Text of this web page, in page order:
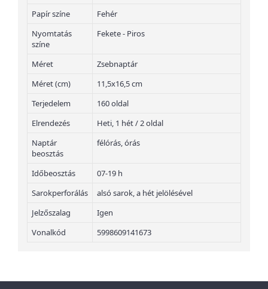
Papír színe
Fehér
Nyomtatás
színe
Fekete - Piros
Méret
Zsebnaptár
Méret (cm)
11,5x16,5 cm
Terjedelem
160 oldal
Elrendezés
Heti, 1 hét / 2 oldal
Naptár
beosztás
félórás, órás
Időbeosztás
07-19 h
Sarokperforálás
alsó sarok, a hét jelölésével
Jelzőszalag
Igen
Vonalkód
5998609141673